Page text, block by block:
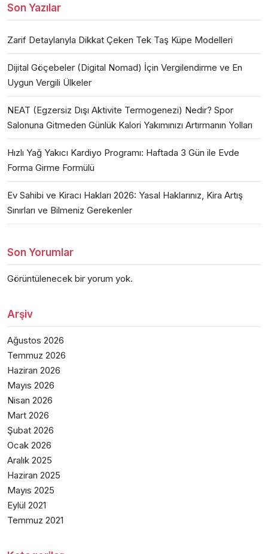
Son Yazılar
Zarif Detaylarıyla Dikkat Çeken Tek Taş Küpe Modelleri
Dijital Göçebeler (Digital Nomad) İçin Vergilendirme ve En
Uygun Vergili Ülkeler
NEAT (Egzersiz Dışı Aktivite Termogenezi) Nedir? Spor
Salonuna Gitmeden Günlük Kalori Yakımınızı Artırmanın Yolları
Hızlı Yağ Yakıcı Kardiyo Programı: Haftada 3 Gün ile Evde
Forma Girme Formülü
Ev Sahibi ve Kiracı Hakları 2026: Yasal Haklarınız, Kira Artış
Sınırları ve Bilmeniz Gerekenler
Son Yorumlar
Görüntülenecek bir yorum yok.
Arşiv
Ağustos 2026
Temmuz 2026
Haziran 2026
Mayıs 2026
Nisan 2026
Mart 2026
Şubat 2026
Ocak 2026
Aralık 2025
Haziran 2025
Mayıs 2025
Eylül 2021
Temmuz 2021